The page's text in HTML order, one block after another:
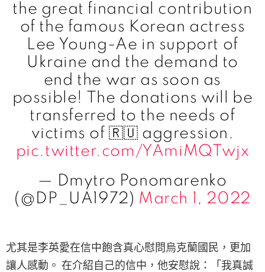
the great financial contribution
of the famous Korean actress
Lee Young-Ae in support of
Ukraine and the demand to
end the war as soon as
possible! The donations will be
transferred to the needs of
victims of 🇷🇺 aggression.
pic.twitter.com/YAmiMQTwjx
— Dmytro Ponomarenko
(@DP_UA1972) March 1, 2022
尤其是李英愛在信中飽含真心慰問烏克蘭國民，更加
讓人感動。 在介紹自己的信中，他安慰說：「我真誠